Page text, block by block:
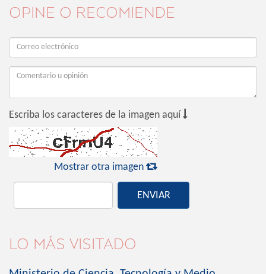
OPINE O RECOMIENDE
Escriba los caracteres de la imagen aquí 
Mostrar otra imagen 
ENVIAR
LO MÁS VISITADO